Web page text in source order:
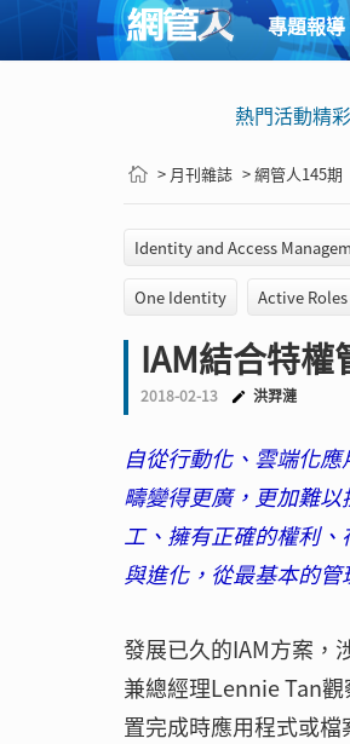
專題報導
熱門活動精
> 月刊雜誌 > 網管人145期
Identity and Access
One Identity Active Roles
IAM結合特
2018-02-13 洪羿漣
自從行動化、雲端化
疇變得更廣，更加難
工、擁有正確的權利
與進化，從最基本的
發展已久的IAM方案，
兼總經理Lennie Tan
置完成時應用程式或